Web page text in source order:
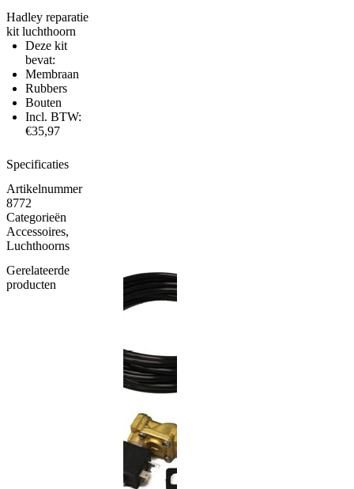
Hadley reparatie
kit luchthoorn
Deze kit
bevat:
Membraan
Rubbers
Bouten
Incl. BTW:
€35,97
Specificaties
Artikelnummer
8772
Categorieën
Accessoires,
Luchthoorns
Gerelateerde
producten